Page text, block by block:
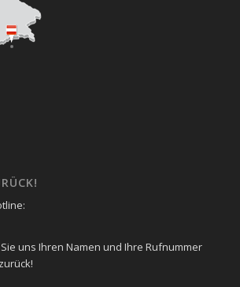
uns Ihren Namen und Ihre Rufnummer